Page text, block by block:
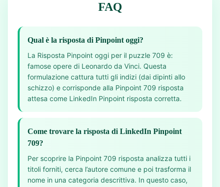
FAQ
Qual è la risposta di Pinpoint oggi?
La Risposta Pinpoint oggi per il puzzle 709 è:
famose opere di Leonardo da Vinci. Questa
formulazione cattura tutti gli indizi (dai dipinti allo
schizzo) e corrisponde alla Pinpoint 709 risposta
attesa come LinkedIn Pinpoint risposta corretta.
Come trovare la risposta di LinkedIn Pinpoint
709?
Per scoprire la Pinpoint 709 risposta analizza tutti i
titoli forniti, cerca l’autore comune e poi trasforma il
nome in una categoria descrittiva. In questo caso,